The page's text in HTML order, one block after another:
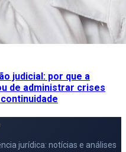
judicial: por que a
de administrar crises
jurídica: notícias e análises